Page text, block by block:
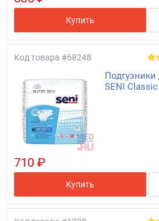
Купить
Код товара #68248
Подгузники
SENI
710 ₽
Купить